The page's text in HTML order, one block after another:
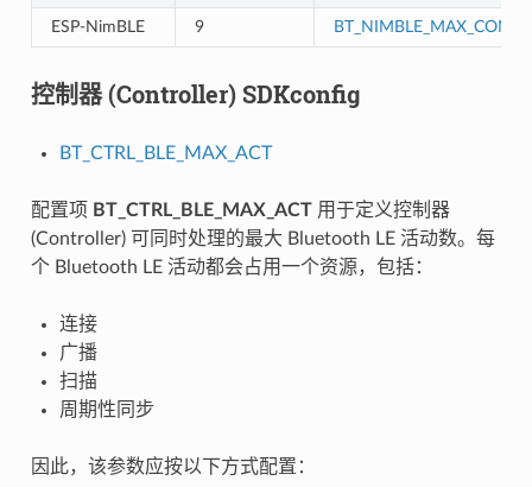
ESP-NimBLE 9
控制器 (Controller) SDKconfig
BT_CTRL_BLE_MAX_ACT
配置项 BT_CTRL_BLE_MAX_ACT用于定义控制器
(Controller) 可同时处理的最大 Bluetooth LE 活动数。每
个 Bluetooth LE 活动都会占用一个资源，包括：
连接
广播
扫描
周期性同步
因此，该参数应按以下方式配置：